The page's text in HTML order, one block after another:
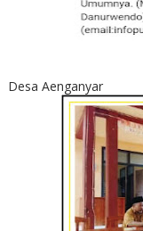
Desa Aenganyar